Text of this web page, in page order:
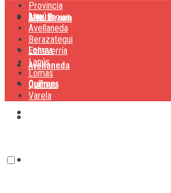
Lanús
Lomas
Quilmes
Alte. Brown
Avellaneda
Provincia
Alte. Brown
Avellaneda
Berazategui
Echeverría
Lanús
Lomas
Quilmes
Varela